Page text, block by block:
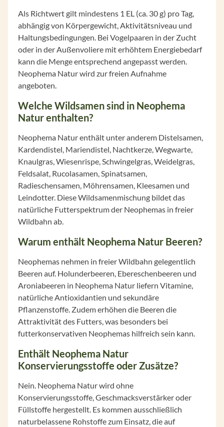
Als Richtwert gilt mindestens 1 EL (ca. 30 g) pro Tag,
abhängig von Körpergewicht, Aktivitätsniveau und
Haltungsbedingungen. Bei Vogelpaaren in der Zucht
oder in der Außenvoliere mit erhöhtem Energiebedarf
kann die Menge entsprechend angepasst werden.
Neophema Natur wird zur freien Aufnahme
angeboten.
Welche Wildsamen sind in Neophema
Natur enthalten?
Neophema Natur enthält unter anderem Distelsamen,
Kardendistel, Mariendistel, Nachtkerze, Wegwarte,
Knaulgras, Wiesenrispe, Schwingelgras, Weidelgras,
Feldsalat, Rucolasamen, Spinatsamen,
Radieschensamen, Möhrensamen, Kleesamen und
Leindotter. Diese Wildsamenmischung bildet das
natürliche Futterspektrum der Neophemas in freier
Wildbahn ab.
Warum enthält Neophema Natur Beeren?
Neophemas nehmen in freier Wildbahn gelegentlich
Beeren auf. Holunderbeeren, Ebereschenbeeren und
Aroniabeeren in Neophema Natur liefern Vitamine,
natürliche Antioxidantien und sekundäre
Pflanzenstoffe. Zudem erhöhen die Beeren die
Attraktivität des Futters, was besonders bei
futterkonservativen Neophemas hilfreich sein kann.
Enthält Neophema Natur
Konservierungsstoffe oder Zusätze?
Nein. Neophema Natur wird ohne
Konservierungsstoffe, Geschmacksverstärker oder
Füllstoffe hergestellt. Es kommen ausschließlich
naturbelassene Rohstoffe zum Einsatz, die auf